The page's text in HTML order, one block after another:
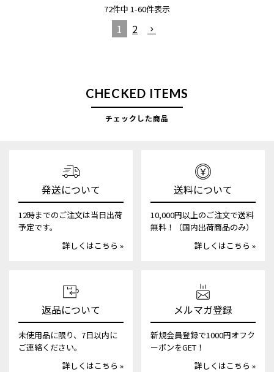
72件中 1-60件表示
1 2
CHECKED ITEMS
チェックした商品
発送について
12時までのご注文は当日出荷
予定です。
詳しくはこちら »
送料について
10,000円以上のご注文で送料
無料！（国内出荷商品のみ）
詳しくはこちら »
返品について
未使用品に限り、7日以内に
ご連絡ください。
詳しくはこちら »
メルマガ登録
新規会員登録で1000円オフク
ーポンをGET！
詳しくはこちら »